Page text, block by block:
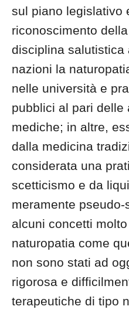
sul piano legislativo
riconoscimento
disciplina salutistica
nazioni la
nelle università e
pubblici al pari delle
mediche; in altre,
dalla medicina
considerata una
scetticismo e da
meramente
alcuni concetti
naturopatia come
non sono stati ad
rigorosa e
terapeutiche di tipo